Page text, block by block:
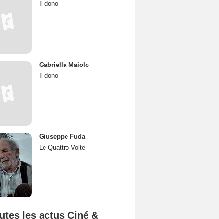
Il dono
Gabriella Maiolo
Il dono
Giuseppe Fuda
Le Quattro Volte
les actus Ciné &